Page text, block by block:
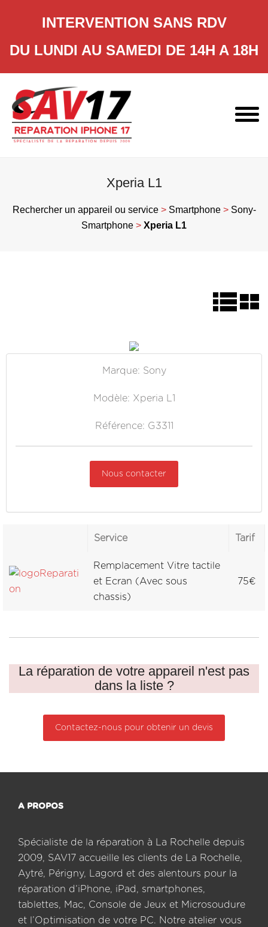
INTERVENTION SANS RDV
DU LUNDI AU SAMEDI DE 14H A 18H
content
Xperia L1
Rechercher un appareil ou service> Smartphone> Sony-
Smartphone > Xperia L1
Marque: Sony
Modèle: Xperia L1
Référence: G3311
Nous contacter
Service Tarif
Remplacement Vitre tactile
et Ecran (Avec sous
chassis)
75€
La réparation de votre appareil n'est pas
dans la liste ?
Contactez-nous pour obtenir un devis
A PROPOS
Spécialiste de la réparation à La Rochelle depuis
2009, SAV17 accueille les clients de La Rochelle,
Aytré, Périgny, Lagord et des alentours pour la
réparation d’iPhone, iPad, smartphones,
tablettes, Mac, Console de Jeux et Microsoudure
et l’Optimisation de votre PC. Notre atelier vous